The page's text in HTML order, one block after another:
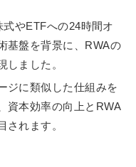
やETFへの24時間オ
基盤を背景に、RWAの
しました。
ジに類似した仕組みを
資本効率の向上とRWA
されます。